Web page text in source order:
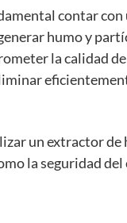
contar
humo y
la calidad
un extractor de
la seguridad